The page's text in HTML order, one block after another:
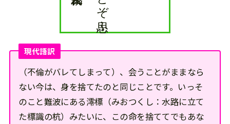
現代語訳
（不倫がバレてしまって）、会うことがままなら
ない今は、身を捨てたのと同じことです。いっそ
のこと難波にある澪標（みおつくし：水路に立て
た標識の杭）みたいに、この命を捨ててでもあな